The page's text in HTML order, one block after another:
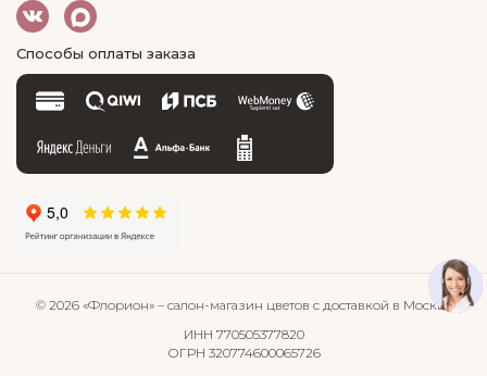
Способы оплаты заказа
© 2026 «Флорион» – салон-магазин цветов с доставкой в Москве
ИНН 770505377820
ОГРН 320774600065726